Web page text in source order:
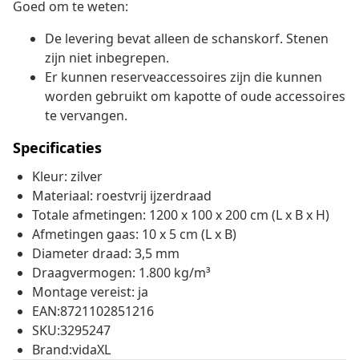
Goed om te weten:
De levering bevat alleen de schanskorf. Stenen
zijn niet inbegrepen.
Er kunnen reserveaccessoires zijn die kunnen
worden gebruikt om kapotte of oude accessoires
te vervangen.
Specificaties
Kleur: zilver
Materiaal: roestvrij ijzerdraad
Totale afmetingen: 1200 x 100 x 200 cm (L x B x H)
Afmetingen gaas: 10 x 5 cm (L x B)
Diameter draad: 3,5 mm
Draagvermogen: 1.800 kg/m³
Montage vereist: ja
EAN:8721102851216
SKU:3295247
Brand:vidaXL